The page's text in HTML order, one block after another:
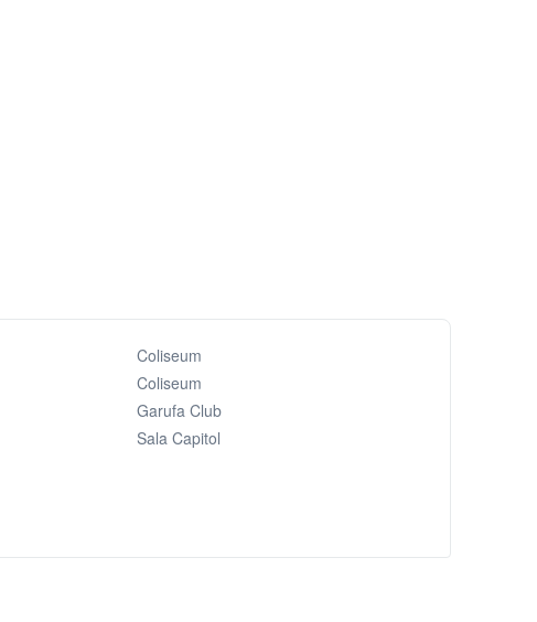
Coliseum
Coliseum
Garufa Club
Sala Capitol